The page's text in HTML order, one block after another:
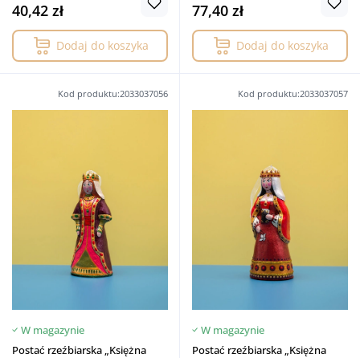
40,42 zł
Dodaj do koszyka
77,40 zł
Dodaj do koszyka
Kod produktu:2033037056
W magazynie
Postać rzeźbiarska „Księżna
Kod produktu:2033037057
W magazynie
Postać rzeźbiarska „Księżna